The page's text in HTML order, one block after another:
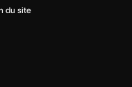
du site